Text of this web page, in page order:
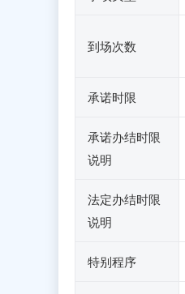
到场次数
承诺时限
承诺办结时限
说明
法定办结时限
说明
特别程序